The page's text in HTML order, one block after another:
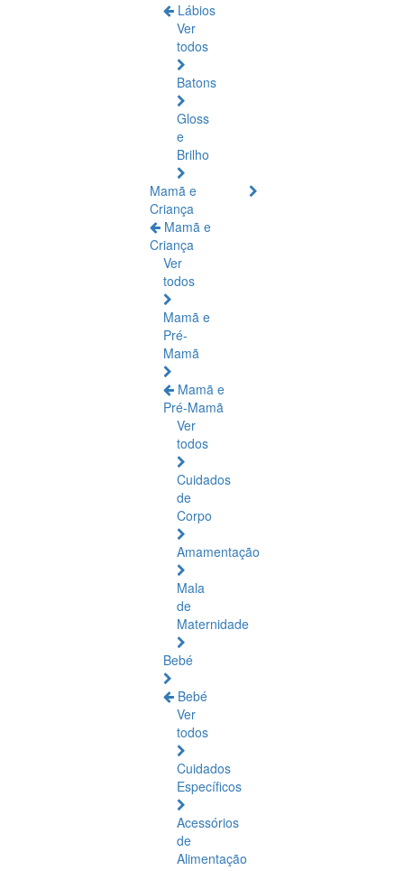
Lábios
Ver
todos
Batons
Gloss
e
Brilho
Mamã e
Criança
Mamã e
Criança
Ver
todos
Mamã e
Pré-
Mamã
Mamã e
Pré-Mamã
Ver
todos
Cuidados
de
Corpo
Amamentação
Mala
de
Maternidade
Bebé
Bebé
Ver
todos
Cuidados
Específicos
Acessórios
de
Alimentação